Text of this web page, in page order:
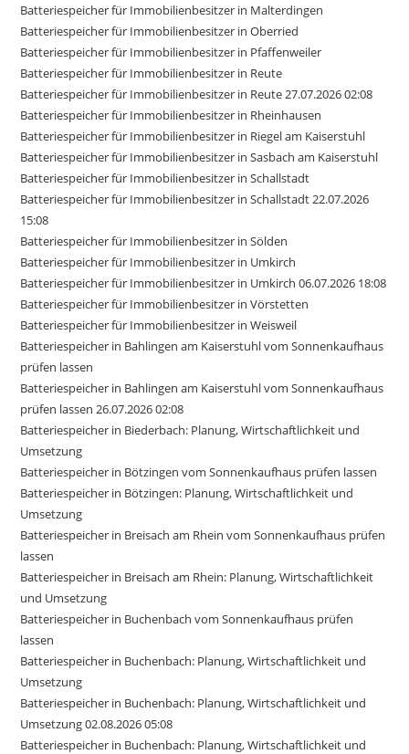
Batteriespeicher für Immobilienbesitzer in Malterdingen
Batteriespeicher für Immobilienbesitzer in Oberried
Batteriespeicher für Immobilienbesitzer in Pfaffenweiler
Batteriespeicher für Immobilienbesitzer in Reute
Batteriespeicher für Immobilienbesitzer in Reute 27.07.2026 02:08
Batteriespeicher für Immobilienbesitzer in Rheinhausen
Batteriespeicher für Immobilienbesitzer in Riegel am Kaiserstuhl
Batteriespeicher für Immobilienbesitzer in Sasbach am Kaiserstuhl
Batteriespeicher für Immobilienbesitzer in Schallstadt
Batteriespeicher für Immobilienbesitzer in Schallstadt 22.07.2026
15:08
Batteriespeicher für Immobilienbesitzer in Sölden
Batteriespeicher für Immobilienbesitzer in Umkirch
Batteriespeicher für Immobilienbesitzer in Umkirch 06.07.2026 18:08
Batteriespeicher für Immobilienbesitzer in Vörstetten
Batteriespeicher für Immobilienbesitzer in Weisweil
Batteriespeicher in Bahlingen am Kaiserstuhl vom Sonnenkaufhaus
prüfen lassen
Batteriespeicher in Bahlingen am Kaiserstuhl vom Sonnenkaufhaus
prüfen lassen 26.07.2026 02:08
Batteriespeicher in Biederbach: Planung, Wirtschaftlichkeit und
Umsetzung
Batteriespeicher in Bötzingen vom Sonnenkaufhaus prüfen lassen
Batteriespeicher in Bötzingen: Planung, Wirtschaftlichkeit und
Umsetzung
Batteriespeicher in Breisach am Rhein vom Sonnenkaufhaus prüfen
lassen
Batteriespeicher in Breisach am Rhein: Planung, Wirtschaftlichkeit
und Umsetzung
Batteriespeicher in Buchenbach vom Sonnenkaufhaus prüfen
lassen
Batteriespeicher in Buchenbach: Planung, Wirtschaftlichkeit und
Umsetzung
Batteriespeicher in Buchenbach: Planung, Wirtschaftlichkeit und
Umsetzung 02.08.2026 05:08
Batteriespeicher in Buchenbach: Planung, Wirtschaftlichkeit und